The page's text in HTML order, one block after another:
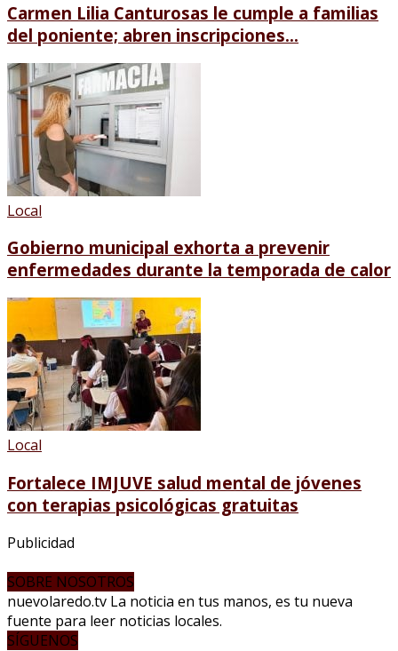
Carmen Lilia Canturosas le cumple a familias
del poniente; abren inscripciones...
Local
Gobierno municipal exhorta a prevenir
enfermedades durante la temporada de calor
Local
Fortalece IMJUVE salud mental de jóvenes
con terapias psicológicas gratuitas
Publicidad
SOBRE NOSOTROS
nuevolaredo.tv La noticia en tus manos, es tu nueva
fuente para leer noticias locales.
SÍGUENOS